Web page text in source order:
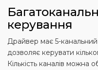
керування
Драйвер має 5-канальний
дозволяє керувати
Кількість каналів можна